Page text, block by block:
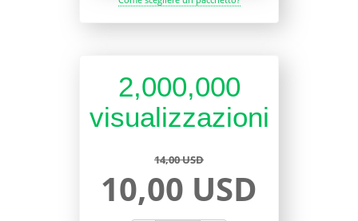
2,000,000
visualizzazioni
14,00 USD
10,00 USD